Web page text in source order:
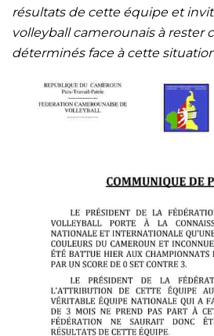
résultats de cette équipe et
volleyball camerounais à rester
déterminés face à cette